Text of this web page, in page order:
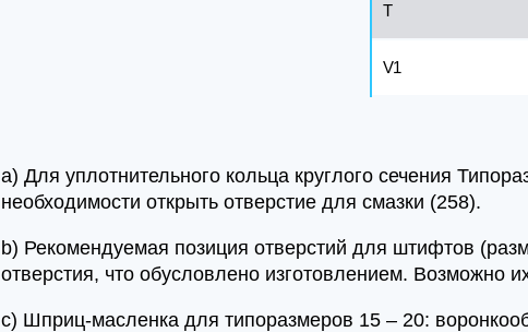
T
V1
а) Для уплотнительного кольца круглого сечения
необходимости открыть отверстие для смазки (258).
b) Рекомендуемая позиция отверстий для штифтов
отверстия, что обусловлено изготовлением. Возможно
c) Шприц-масленка для типоразмеров 15 – 20: